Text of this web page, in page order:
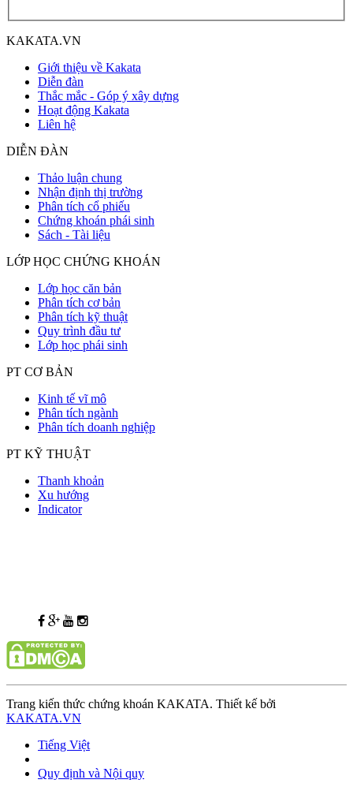
KAKATA.VN
Giới thiệu về Kakata
Diễn đàn
Thắc mắc - Góp ý xây dựng
Hoạt động Kakata
Liên hệ
DIỄN ĐÀN
Thảo luận chung
Nhận định thị trường
Phân tích cổ phiếu
Chứng khoán phái sinh
Sách - Tài liệu
LỚP HỌC CHỨNG KHOÁN
Lớp học căn bản
Phân tích cơ bản
Phân tích kỹ thuật
Quy trình đầu tư
Lớp học phái sinh
PT CƠ BẢN
Kinh tế vĩ mô
Phân tích ngành
Phân tích doanh nghiệp
PT KỸ THUẬT
Thanh khoản
Xu hướng
Indicator
Trang kiến thức chứng khoán KAKATA. Thiết kế bởi
KAKATA.VN
Tiếng Việt
Quy định và Nội quy